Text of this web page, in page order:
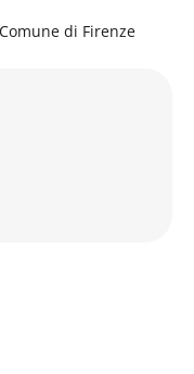
Comune di Firenze